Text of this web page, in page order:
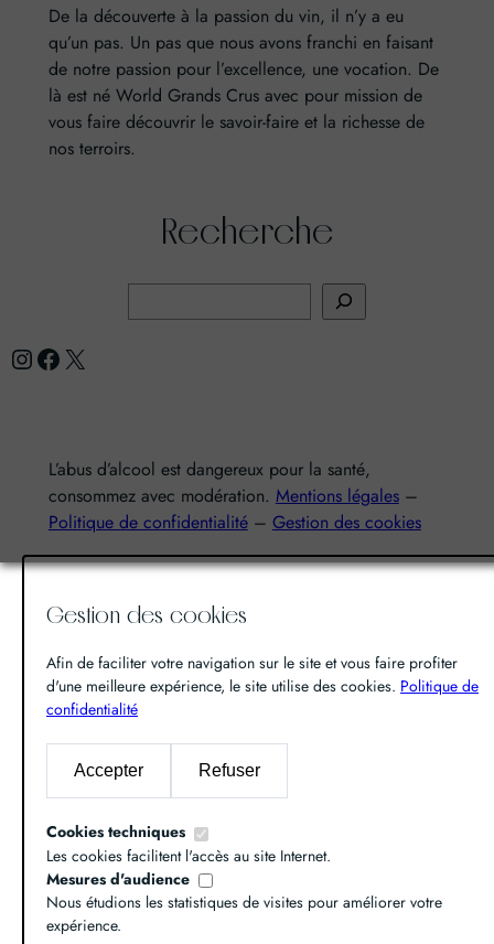
De la découverte à la passion du vin, il n’y a eu
qu’un pas. Un pas que nous avons franchi en faisant
de notre passion pour l’excellence, une vocation. De
là est né World Grands Crus avec pour mission de
vous faire découvrir le savoir-faire et la richesse de
nos terroirs.
Recherche
c
Instagram Facebook X
L’abus d’alcool est dangereux pour la santé,
consommez avec modération. Mentions légales–
Politique de confidentialité– Gestion des cookies
Gestion des cookies
Afin de faciliter votre navigation sur le site et vous faire profiter
d'une meilleure expérience, le site utilise des cookies. Politique de
confidentialité
Accepter Refuser
Cookies techniques
Les cookies facilitent l'accès au site Internet.
Mesures d'audience
Nous étudions les statistiques de visites pour améliorer votre
expérience.